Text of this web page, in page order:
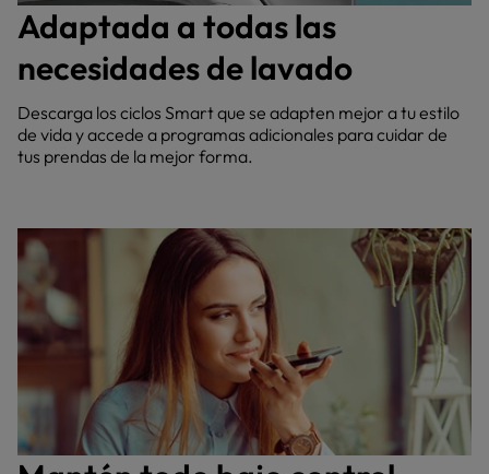
Adaptada a todas las
necesidades de lavado
Descarga los ciclos Smart que se adapten mejor a tu estilo
de vida y accede a programas adicionales para cuidar de
tus prendas de la mejor forma.